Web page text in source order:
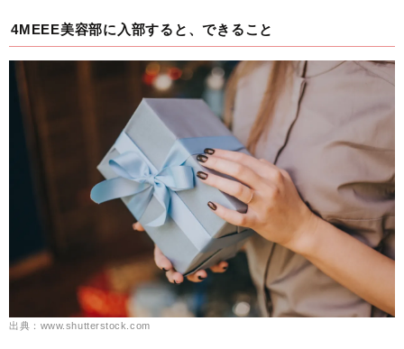
4MEEE美容部に入部すると、できること
出典：www.shutterstock.com